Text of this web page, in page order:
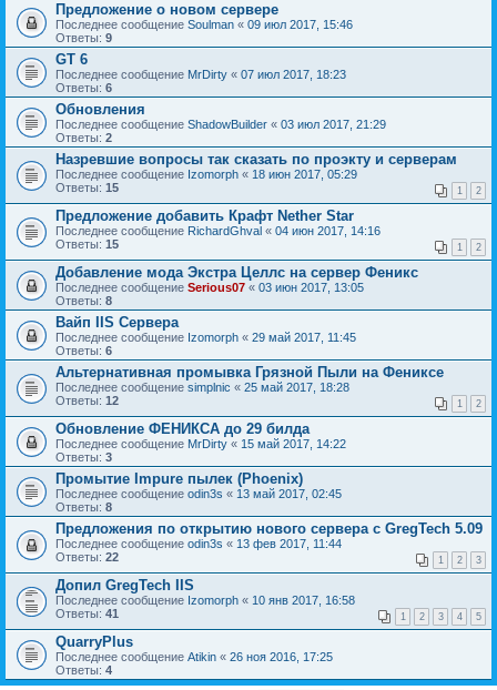
Предложение о новом сервере
Последнее сообщение Soulman « 09 июл 2017, 15:46
Ответы: 9
GT 6
Последнее сообщение MrDirty « 07 июл 2017, 18:23
Ответы: 6
Обновления
Последнее сообщение ShadowBuilder « 03 июл 2017, 21:29
Ответы: 2
Назревшие вопросы так сказать по проэкту и серверам
Последнее сообщение Izomorph « 18 июн 2017, 05:29
Ответы: 15 1 2
Предложение добавить Крафт Nether Star
Последнее сообщение RichardGhval « 04 июн 2017, 14:16
Ответы: 15 1 2
Добавление мода Экстра Целлс на сервер Феникс
Последнее сообщение Serious07 « 03 июн 2017, 13:05
Ответы: 8
Вайп IIS Сервера
Последнее сообщение Izomorph « 29 май 2017, 11:45
Ответы: 6
Альтернативная промывка Грязной Пыли на Фениксе
Последнее сообщение simplnic « 25 май 2017, 18:28
Ответы: 12 1 2
Обновление ФЕНИКСА до 29 билда
Последнее сообщение MrDirty « 15 май 2017, 14:22
Ответы: 3
Промытие Impure пылек (Phoenix)
Последнее сообщение odin3s « 13 май 2017, 02:45
Ответы: 8
Предложения по открытию нового сервера c GregTech 5.09
Последнее сообщение odin3s « 13 фев 2017, 11:44
Ответы: 22 1 2 3
Допил GregTech IIS
Последнее сообщение Izomorph « 10 янв 2017, 16:58
Ответы: 41 1 2 3 4 5
QuarryPlus
Последнее сообщение Atikin « 26 ноя 2016, 17:25
Ответы: 4